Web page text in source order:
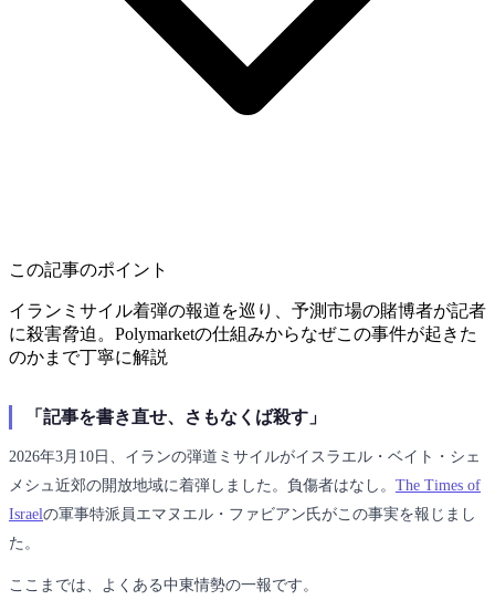
この記事のポイント
イランミサイル着弾の報道を巡り、予測市場の賭博者が記者
に殺害脅迫。Polymarketの仕組みからなぜこの事件が起きた
のかまで丁寧に解説
「記事を書き直せ、さもなくば殺す」
2026年3月10日、イランの弾道ミサイルがイスラエル・ベイト・シェ
メシュ近郊の開放地域に着弾しました。負傷者はなし。 The Times of
Israelの軍事特派員エマヌエル・ファビアン氏がこの事実を報じまし
た。
ここまでは、よくある中東情勢の一報です。